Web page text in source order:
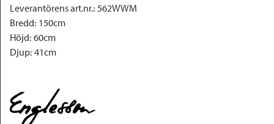
Leverantörens art.nr.: 562WWM
Bredd: 150cm
Höjd: 60cm
Djup: 41cm